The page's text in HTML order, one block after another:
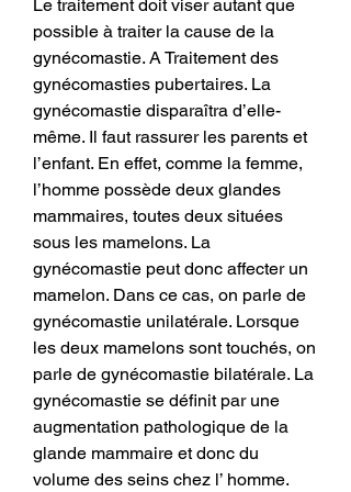
Le traitement doit viser autant que
possible à traiter la cause de la
gynécomastie. A Traitement des
gynécomasties pubertaires. La
gynécomastie disparaîtra d’elle-
même. Il faut rassurer les parents et
l’enfant. En effet, comme la femme,
l’homme possède deux glandes
mammaires, toutes deux situées
sous les mamelons. La
gynécomastie peut donc affecter un
mamelon. Dans ce cas, on parle de
gynécomastie unilatérale. Lorsque
les deux mamelons sont touchés, on
parle de gynécomastie bilatérale. La
gynécomastie se définit par une
augmentation pathologique de la
glande mammaire et donc du
volume des seins chez l’ homme.